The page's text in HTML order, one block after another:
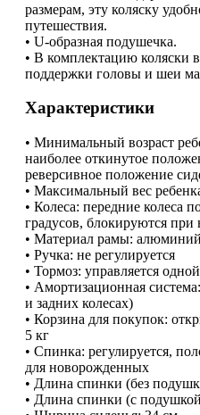
размерам, эту коляску
путешествия.
• U-образная подушечка.
• В комплектацию коляски
поддержки головы и шеи
Характеристики
• Минимальный возраст
наиболее откинутое
реверсивное положение
• Максимальный вес
• Колеса: передние колеса
градусов, блокируются при
• Материал рамы: алюминий
• Ручка: не регулируется
• Тормоз: управляется
• Амортизационная
и задних колесах)
• Корзина для покупок:
5 кг
• Спинка: регулируется,
для новорожденных
• Длина спинки (без
• Длина спинки (с